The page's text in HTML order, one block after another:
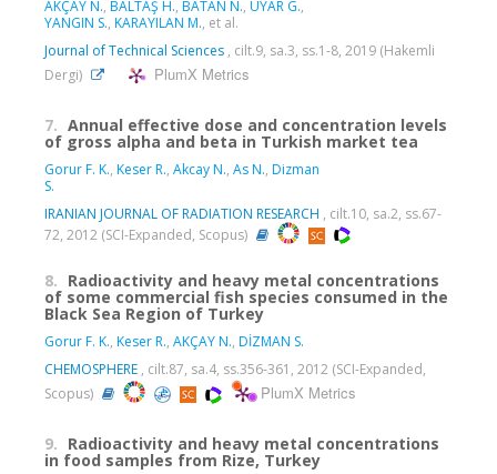
AKÇAY N., BALTAŞ H., BATAN N., UYAR G.,
YANGIN S., KARAYILAN M., et al.
Journal of Technical Sciences , cilt.9, sa.3, ss.1-8, 2019 (Hakemli
Dergi)
PlumX Metrics
7. Annual effective dose and concentration levels
of gross alpha and beta in Turkish market tea
Gorur F. K., Keser R., Akcay N., As N., Dizman
S.
IRANIAN JOURNAL OF RADIATION RESEARCH , cilt.10, sa.2, ss.67-
72, 2012 (SCI-Expanded, Scopus)
8. Radioactivity and heavy metal concentrations
of some commercial fish species consumed in the
Black Sea Region of Turkey
Gorur F. K., Keser R., AKÇAY N., DİZMAN S.
CHEMOSPHERE , cilt.87, sa.4, ss.356-361, 2012 (SCI-Expanded,
Scopus)
PlumX Metrics
9. Radioactivity and heavy metal concentrations
in food samples from Rize, Turkey